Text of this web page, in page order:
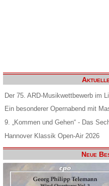
Der 75. ARD-Musikwettbewerb im
Ein besonderer Opernabend mit
9. „Kommen und Gehen“ - Das
Hannover Klassik Open-Air 2026
Neue